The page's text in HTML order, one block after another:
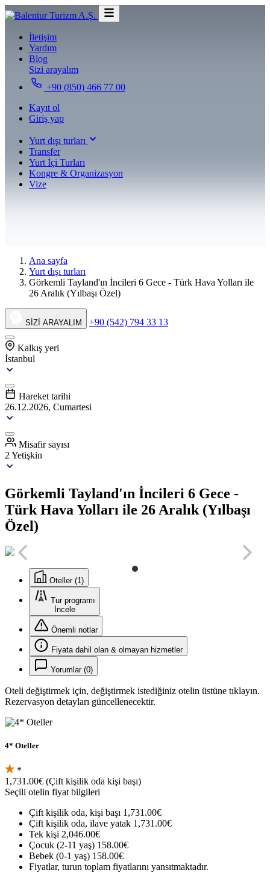
İletişim
Yardım
Blog
Sizi arayalım
+90 (850) 466 77 00
Kayıt ol
Giriş yap
Yurt dışı turları
Transfer
Yurt İçi Turları
Kongre & Organizasyon
Vize
Ana sayfa
Yurt dışı turları
Görkemli Tayland'ın İncileri 6 Gece - Türk Hava Yolları ile
26 Aralık (Yılbaşı Özel)
SİZİ ARAYALIM +90 (542) 794 33 13
Kalkış yeri
İstanbul
Hareket tarihi
26.12.2026, Cumartesi
Misafir sayısı
2 Yetişkin
Görkemli Tayland'ın İncileri 6 Gece -
Türk Hava Yolları ile 26 Aralık (Yılbaşı
Özel)
Oteller (1)
Tur programı
İncele
Önemli notlar
Fiyata dahil olan & olmayan hizmetler
Yorumlar (0)
Oteli değiştirmek için, değiştirmek istediğiniz otelin üstüne tıklayın.
Rezervasyon detayları güncellenecektir.
4* Oteller
*
1,731.00€ (Çift kişilik oda kişi başı)
Seçili otelin fiyat bilgileri
Çift kişilik oda, kişi başı 1,731.00€
Çift kişilik oda, ilave yatak 1,731.00€
Tek kişi 2,046.00€
Çocuk (2-11 yaş) 158.00€
Bebek (0-1 yaş) 158.00€
Fiyatlar, turun toplam fiyatlarını yansıtmaktadır.